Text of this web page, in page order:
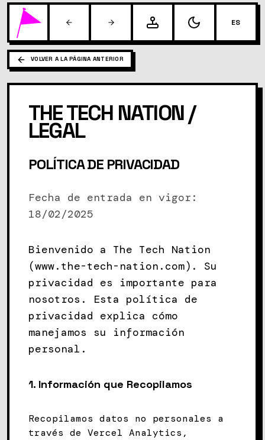
ES
VOLVER A LA PÁGINA ANTERIOR
THE TECH NATION /
LEGAL
POLÍTICA DE PRIVACIDAD
Fecha de entrada en vigor:
18/02/2025
Bienvenido a The Tech Nation
(www.the-tech-nation.com). Su
privacidad es importante para
nosotros. Esta política de
privacidad explica cómo
manejamos su información
personal.
1. Información que Recopilamos
Recopilamos datos no personales a
través de Vercel Analytics,